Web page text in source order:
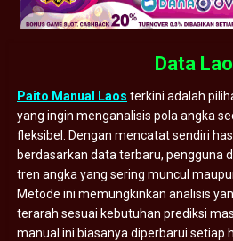
Data
Paito Manual Laos terkini adalah
yang ingin menganalisis pola angka
fleksibel. Dengan mencatat sendiri
berdasarkan data terbaru, pengguna
tren angka yang sering muncul
Metode ini memungkinkan analisis
terarah sesuai kebutuhan prediksi
manual ini biasanya diperbarui setiap